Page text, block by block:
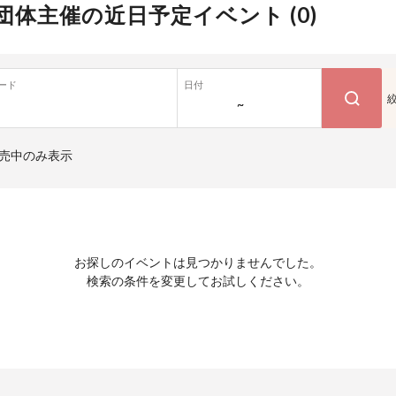
体主催の近日予定イベント (0)
ド 日付
~
中のみ表示
お探しのイベントは見つかりませんでした。
検索の条件を変更してお試しください。